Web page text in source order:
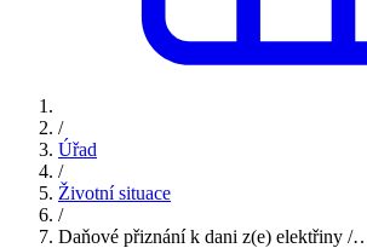
/
Úřad
/
Životní situace
/
Daňové přiznání k dani z(e) elektřiny /